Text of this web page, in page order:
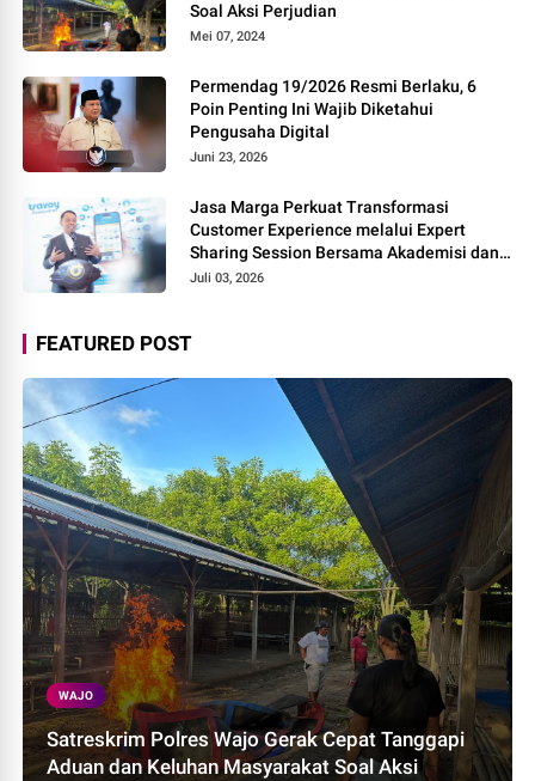
Soal Aksi Perjudian
Mei 07, 2024
Permendag 19/2026 Resmi Berlaku, 6
Poin Penting Ini Wajib Diketahui
Pengusaha Digital
Juni 23, 2026
Jasa Marga Perkuat Transformasi
Customer Experience melalui Expert
Sharing Session Bersama Akademisi dan
Praktisi
Juli 03, 2026
FEATURED POST
WAJO
Satreskrim Polres Wajo Gerak Cepat Tanggapi
Aduan dan Keluhan Masyarakat Soal Aksi